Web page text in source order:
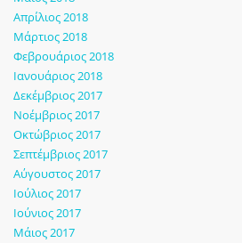
Απρίλιος 2018
Μάρτιος 2018
Φεβρουάριος 2018
Ιανουάριος 2018
Δεκέμβριος 2017
Νοέμβριος 2017
Οκτώβριος 2017
Σεπτέμβριος 2017
Αύγουστος 2017
Ιούλιος 2017
Ιούνιος 2017
Μάιος 2017